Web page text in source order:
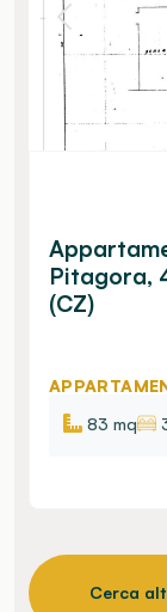
Pitagora,
(CZ)
83 mq
Cerca